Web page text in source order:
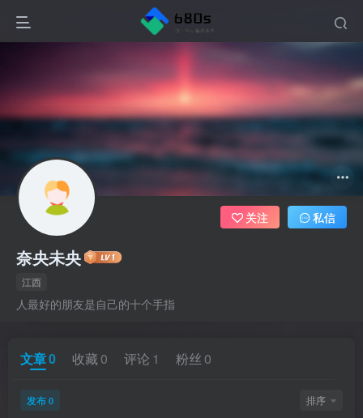
奈央未央
江西
人最好的朋友是自己的十个手指
关注 私信
文章0 收藏 0 评论 1 粉丝 0
发布 0 排序